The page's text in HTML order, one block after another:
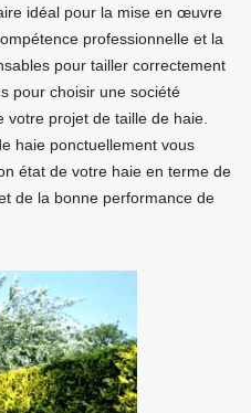
idéal pour la mise en œuvre
professionnelle et la
pour tailler correctement
pour choisir une société
projet de taille de haie.
haie ponctuellement vous
état de votre haie en terme de
de la bonne performance de